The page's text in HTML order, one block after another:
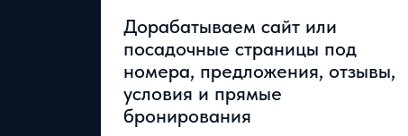
Дорабатываем сайт или
посадочные страницы под
номера, предложения, отзывы,
условия и прямые
бронирования